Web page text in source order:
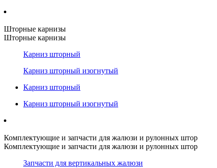
Шторные карнизы
Шторные карнизы
Карниз шторный
Карниз шторный изогнутый
Карниз шторный
Карниз шторный изогнутый
Комплектующие и запчасти для жалюзи и рулонных штор
Комплектующие и запчасти для жалюзи и рулонных штор
Запчасти для вертикальных жалюзи